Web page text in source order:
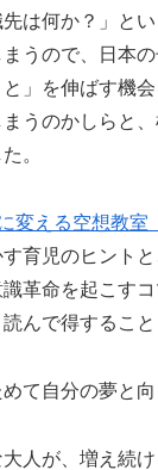
は何か？」と
うので、日本
と」を伸ばす機
まうのかしらと
。
変える空想教室
育児のヒント
革命を起こす
んで得すること
て自分の夢と向
人が、増え続